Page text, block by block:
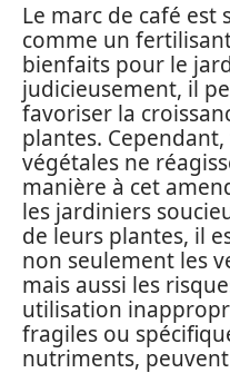
Le marc de café est
comme un
bienfaits pour le
judicieusement, il
favoriser la
plantes.
végétales ne
manière à cet
les jardiniers
de leurs plantes, il
non seulement les
mais aussi les
utilisation
fragiles ou
nutriments,